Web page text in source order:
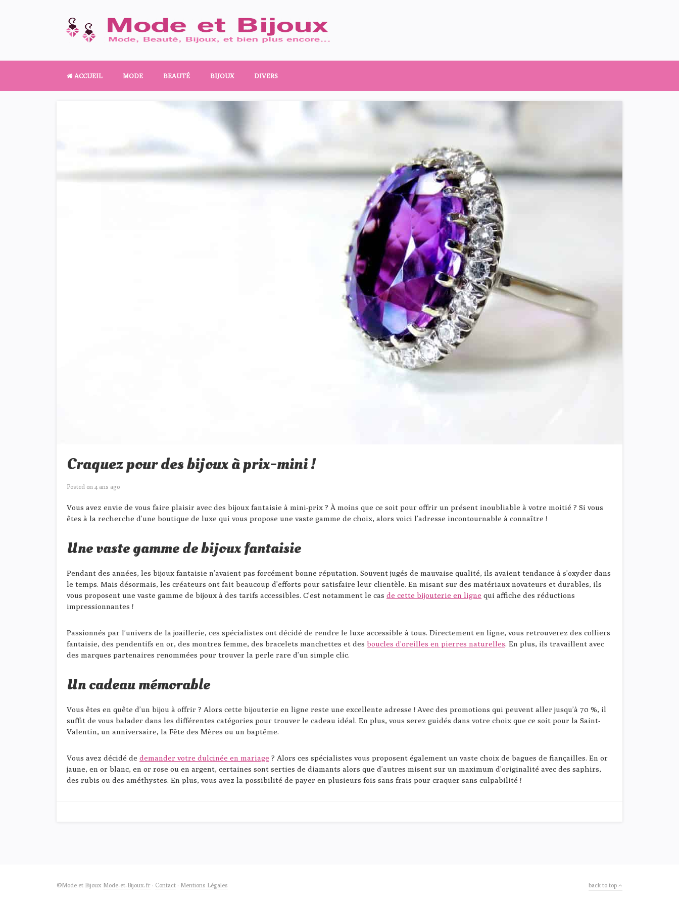
ACCUEIL MODE BEAUTÉ BIJOUX DIVERS
Craquez pour des bijoux à prix-mini !
Posted on 4 ans ago
Vous avez envie de vous faire plaisir avec des bijoux fantaisie à mini-prix ? À moins que ce soit pour offrir un présent inoubliable à votre moitié ? Si vous
êtes à la recherche d’une boutique de luxe qui vous propose une vaste gamme de choix, alors voici l’adresse incontournable à connaître !
Une vaste gamme de bijoux fantaisie
Pendant des années, les bijoux fantaisie n’avaient pas forcément bonne réputation. Souvent jugés de mauvaise qualité, ils avaient tendance à s’oxyder dans
le temps. Mais désormais, les créateurs ont fait beaucoup d’efforts pour satisfaire leur clientèle. En misant sur des matériaux novateurs et durables, ils
vous proposent une vaste gamme de bijoux à des tarifs accessibles. C’est notamment le cas de cette bijouterie en ligne qui affiche des réductions
impressionnantes !
Passionnés par l’univers de la joaillerie, ces spécialistes ont décidé de rendre le luxe accessible à tous. Directement en ligne, vous retrouverez des colliers
fantaisie, des pendentifs en or, des montres femme, des bracelets manchettes et des boucles d’oreilles en pierres naturelles. En plus, ils travaillent avec
des marques partenaires renommées pour trouver la perle rare d’un simple clic.
Un cadeau mémorable
Vous êtes en quête d’un bijou à offrir ? Alors cette bijouterie en ligne reste une excellente adresse ! Avec des promotions qui peuvent aller jusqu’à 70 %, il
suffit de vous balader dans les différentes catégories pour trouver le cadeau idéal. En plus, vous serez guidés dans votre choix que ce soit pour la Saint-
Valentin, un anniversaire, la Fête des Mères ou un baptême.
Vous avez décidé de demander votre dulcinée en mariage ? Alors ces spécialistes vous proposent également un vaste choix de bagues de fiançailles. En or
jaune, en or blanc, en or rose ou en argent, certaines sont serties de diamants alors que d’autres misent sur un maximum d’originalité avec des saphirs,
des rubis ou des améthystes. En plus, vous avez la possibilité de payer en plusieurs fois sans frais pour craquer sans culpabilité !
©Mode et Bijoux Mode-et-Bijoux.fr · Contact · Mentions Légales back to top